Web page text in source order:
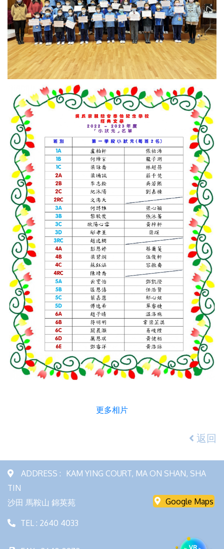
更多相片
返回
ADDRESS : KAM YING COURT, MA ON SHAN, SHA
TIN
沙田 馬鞍山 錦英苑
Google Maps
TEL : 2640 4033